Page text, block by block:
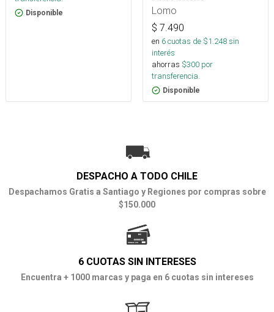
Disponible Lomo
$ 7.490
en 6cuotas de $1.248sin
interés
ahorras $300 por
transferencia.
Disponible
DESPACHO A TODO CHILE
Despachamos Gratis a Santiago y Regiones por compras sobre
$150.000
6 CUOTAS SIN INTERESES
Encuentra + 1000 marcas y paga en 6 cuotas sin intereses